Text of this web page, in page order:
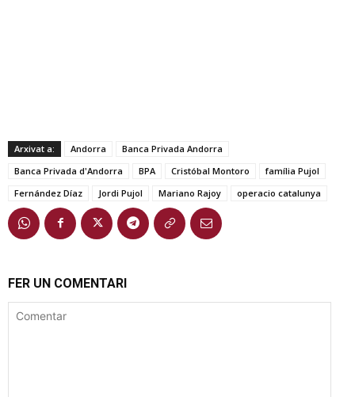
Arxivat a: Andorra
Banca Privada Andorra
Banca Privada d'Andorra
BPA Cristóbal Montoro
família Pujol
Fernández Díaz
Jordi Pujol Mariano Rajoy operacio catalunya
FER UN COMENTARI